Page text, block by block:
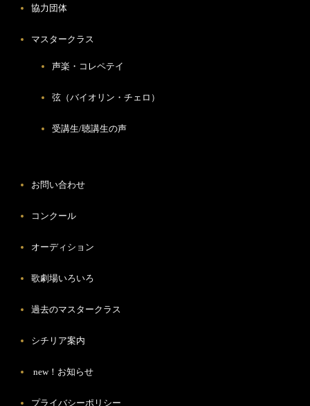
協力団体
マスタークラス
声楽・コレペテイ
弦（バイオリン・チェロ）
受講生/聴講生の声
お問い合わせ
コンクール
オーディション
歌劇場いろいろ
過去のマスタークラス
シチリア案内
new！お知らせ
プライバシーポリシー